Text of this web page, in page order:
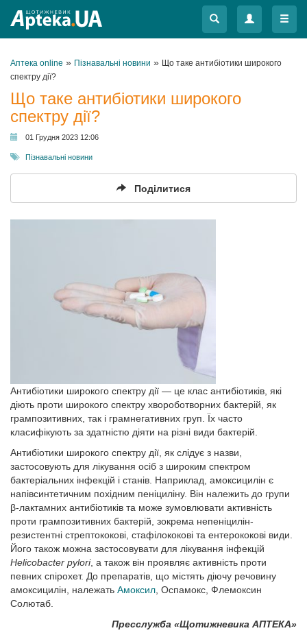
Меню
Меню
Аптека online » Пізнавальні новини » Що таке антибіотики широкого
спектру дії?
Що таке антибіотики широкого
спектру дії?
01 Грудня 2023 12:06
Пізнавальні новини
Поділитися
Антибіотики широкого спектру дії — це клас антибіотиків, які
діють проти широкого спектру хвороботворних бактерій, як
грампозитивних, так і грамнегативних груп. Їх часто
класифікують за здатністю діяти на різні види бактерій.
Антибіотики широкого спектру дії, як слідує з назви,
застосовують для лікування осіб з широким спектром
бактеріальних інфекцій і станів. Наприклад, амоксицилін є
напівсинтетичним похідним пеніциліну. Він належить до групи
β-лактамних антибіотиків та може зумовлювати активність
проти грампозитивних бактерій, зокрема непеніцилін-
резистентні стрептококові, стафілококові та ентерококові види.
Його також можна застосовувати для лікування інфекцій
Helicobacter pylori, а також він проявляє активність проти
певних спірохет. До препаратів, що містять діючу речовину
амоксицилін, належать Амоксил , Оспамокс, Флемоксин
Солютаб.
Пресслужба «Щотижневика АПТЕКА»